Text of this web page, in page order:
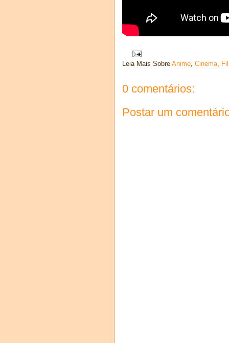
Leia Mais Sobre Anime, Cinema,
0 comentários:
Postar um